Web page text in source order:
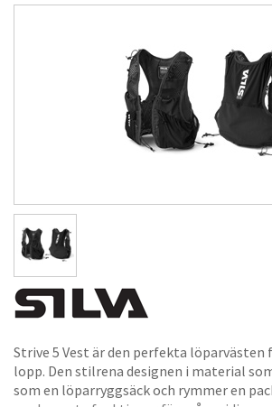
Strive 5 Vest är den perfekta löparvästen
lopp. Den stilrena designen i material
som en löparryggsäck och rymmer en